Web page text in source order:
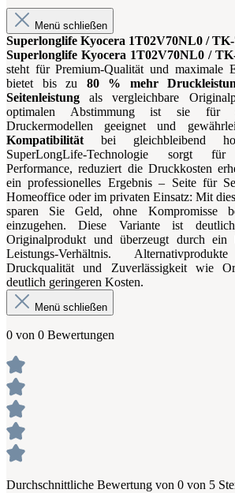
Menü schließen
Superlonglife Kyocera 1T02V70NL0 /
Superlonglife Kyocera 1T02V70NL0 /
steht für Premium-Qualität und maximale
bietet bis zu 80 % mehr
Seitenleistung als vergleichbare
optimalen Abstimmung ist sie für
Druckermodellen geeignet und
Kompatibilitätbei gleichbleibend
SuperLongLife-Technologie sorgt
Performance, reduziert die Druckkosten
ein professionelles Ergebnis – Seite für
Homeoffice oder im privaten Einsatz: Mit
sparen Sie Geld, ohne Kompromisse
einzugehen. Diese Variante ist
Originalprodukt und überzeugt durch ein
Leistungs-Verhältnis.
Druckqualität und Zuverlässigkeit wie
deutlich geringeren Kosten.
Menü schließen
0 von 0 Bewertungen
Durchschnittliche Bewertung von 0 von 5